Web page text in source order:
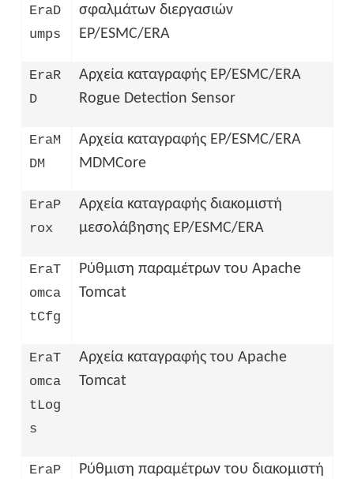
EraD
umps
σφαλμάτων διεργασιών
EP/ESMC/ERA
EraR
D
Αρχεία καταγραφής EP/ESMC/ERA
Rogue Detection Sensor
EraM
DM
Αρχεία καταγραφής EP/ESMC/ERA
MDMCore
EraP
rox
Αρχεία καταγραφής διακομιστή
μεσολάβησης EP/ESMC/ERA
EraT
omca
tCfg
Ρύθμιση παραμέτρων του Apache
Tomcat
EraT
omca
tLog
s
Αρχεία καταγραφής του Apache
Tomcat
EraP
Ρύθμιση παραμέτρων του διακομιστή